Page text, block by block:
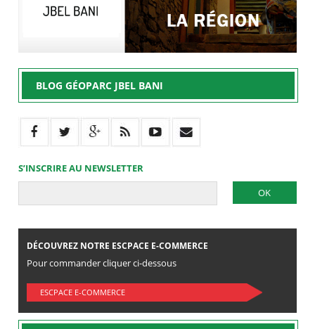
BLOG GÉOPARC JBEL BANI
S’INSCRIRE AU NEWSLETTER
DÉCOUVREZ NOTRE ESCPACE E-COMMERCE
Pour commander cliquer ci-dessous
ESCPACE E-COMMERCE